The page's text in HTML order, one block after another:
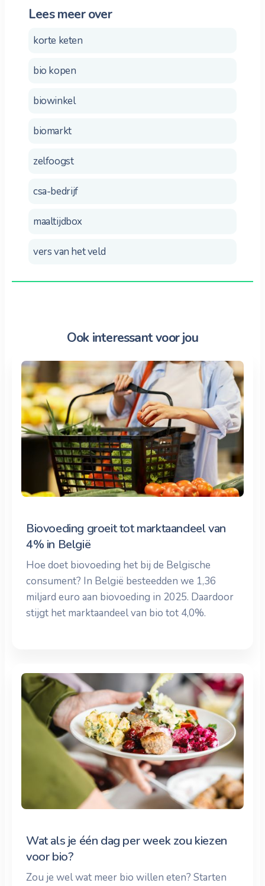
Lees meer over
korte keten
bio kopen
biowinkel
biomarkt
zelfoogst
csa-bedrijf
maaltijdbox
vers van het veld
Ook interessant voor jou
Biovoeding groeit tot marktaandeel van
4% in België
Hoe doet biovoeding het bij de Belgische
consument? In België besteedden we 1,36
miljard euro aan biovoeding in 2025. Daardoor
stijgt het marktaandeel van bio tot 4,0%.
Wat als je één dag per week zou kiezen
voor bio?
Zou je wel wat meer bio willen eten? Starten